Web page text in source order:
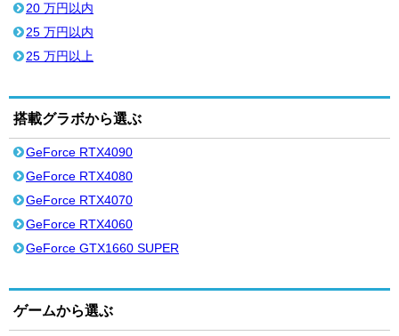
20 万円以内
25 万円以内
25 万円以上
搭載グラボから選ぶ
GeForce RTX4090
GeForce RTX4080
GeForce RTX4070
GeForce RTX4060
GeForce GTX1660 SUPER
ゲームから選ぶ